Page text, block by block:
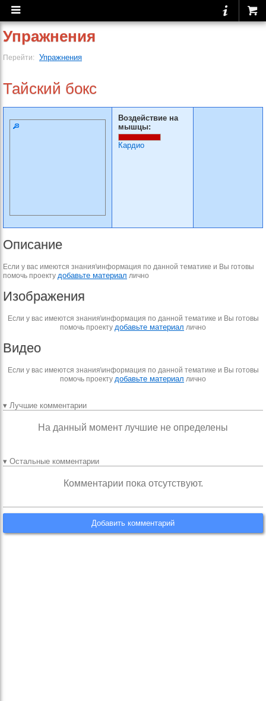
Упражнения
Перейти: Упражнения
Тайский бокс
Воздействие на
мышцы:
Кардио
Описание
Если у вас имеются знания\информация по данной тематике и Вы готовы
помочь проекту добавьте материал лично
Изображения
Если у вас имеются знания\информация по данной тематике и Вы готовы
помочь проекту добавьте материал лично
Видео
Если у вас имеются знания\информация по данной тематике и Вы готовы
помочь проекту добавьте материал лично
▾ Лучшие комментарии
На данный момент лучшие не определены
▾ Остальные комментарии
Комментарии пока отсутствуют.
Добавить комментарий